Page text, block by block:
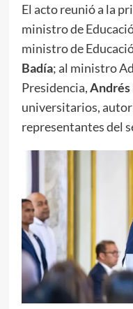
El acto reunió a la
ministro de
ministro de
Badía; al ministro
Presidencia,
universitarios,
representantes del